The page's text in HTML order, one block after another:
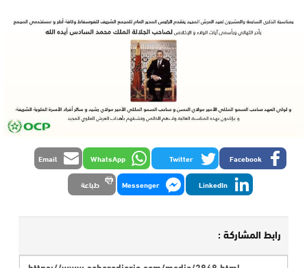
Facebook
Twitter
WhatsApp
Email
LinkedIn
Messenger طباعة
رابط المشاركة :